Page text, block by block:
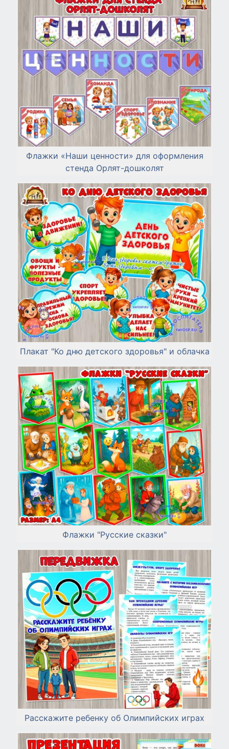
Флажки «Наши ценности» для оформления
стенда Орлят-дошколят
Плакат "Ко дню детского здоровья" и облачка
Флажки "Русские сказки"
Расскажите ребенку об Олимпийских играх